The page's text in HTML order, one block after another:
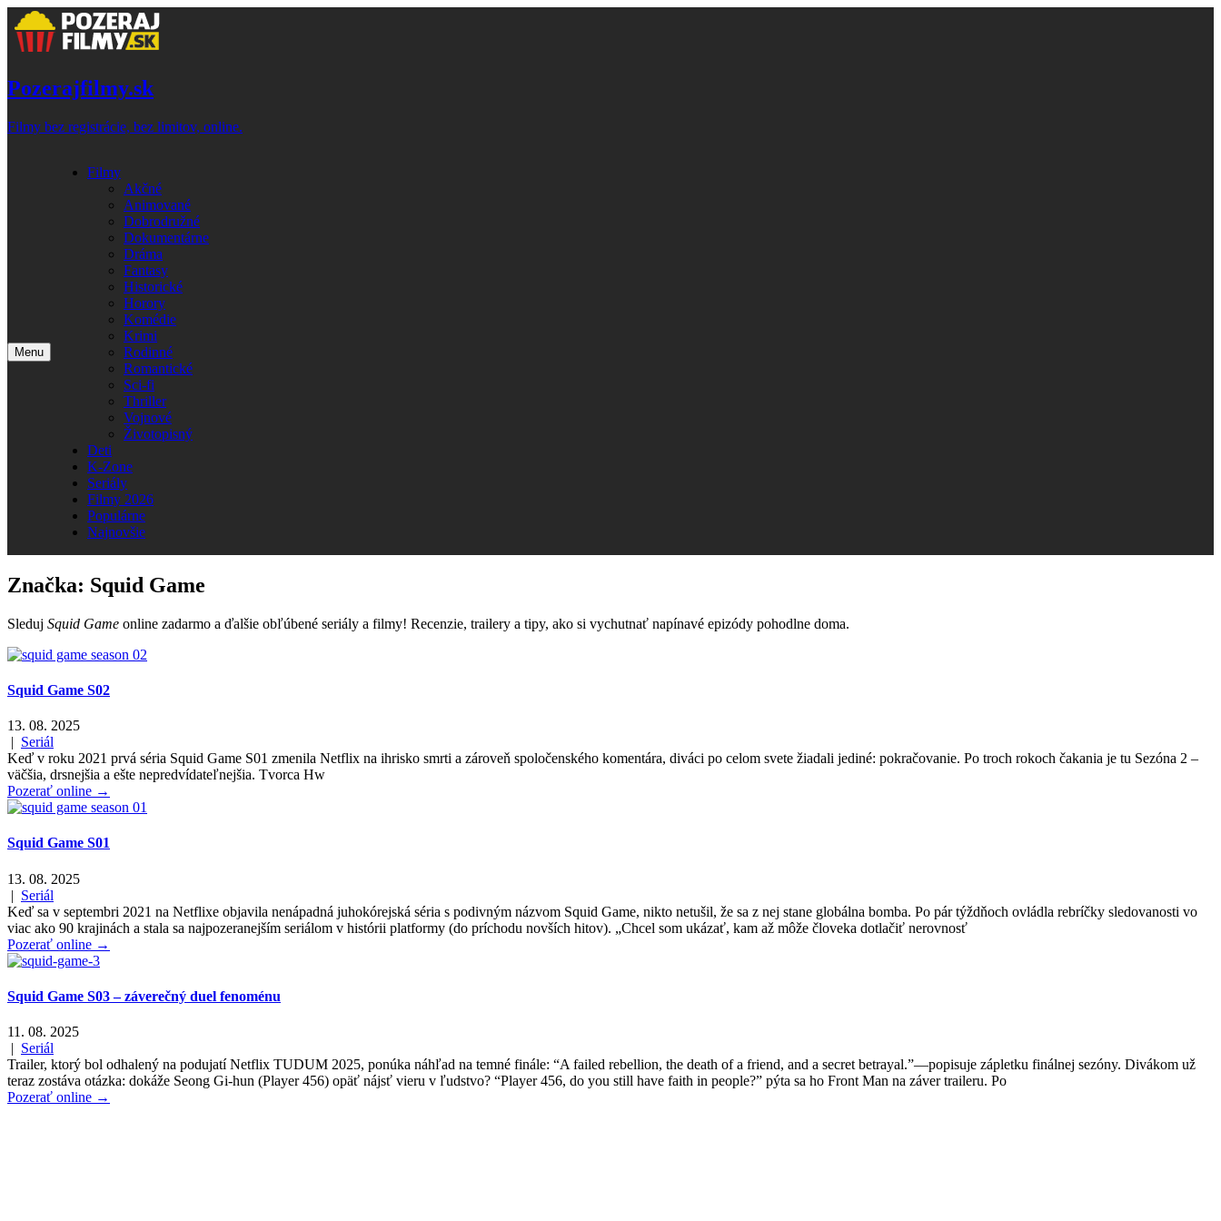
Skip
to
content
Pozerajfilmy.sk
Filmy bez registrácie, bez limitov, online.
Menu
Filmy
Akčné
Animované
Dobrodružné
Dokumentárne
Dráma
Fantasy
Historické
Horory
Komédie
Krimi
Rodinné
Romantické
Sci-fi
Thriller
Vojnové
Životopisný
Deti
K-Zone
Seriály
Filmy 2026
Populárne
Najnovšie
Značka: Squid Game
Sleduj Squid Game online zadarmo a ďalšie obľúbené seriály a filmy! Recenzie, trailery a tipy, ako si vychutnať napínavé epizódy pohodlne doma.
Squid Game S02
13. 08. 2025
| Seriál
Keď v roku 2021 prvá séria Squid Game S01 zmenila Netflix na ihrisko smrti a zároveň spoločenského komentára, diváci po celom svete žiadali jediné: pokračovanie. Po troch rokoch čakania je tu Sezóna 2 –
väčšia, drsnejšia a ešte nepredvídateľnejšia. Tvorca Hw
Pozerať online →
Squid Game S01
13. 08. 2025
| Seriál
Keď sa v septembri 2021 na Netflixe objavila nenápadná juhokórejská séria s podivným názvom Squid Game, nikto netušil, že sa z nej stane globálna bomba. Po pár týždňoch ovládla rebríčky sledovanosti vo
viac ako 90 krajinách a stala sa najpozeranejším seriálom v histórii platformy (do príchodu novších hitov). „Chcel som ukázať, kam až môže človeka dotlačiť nerovnosť
Pozerať online →
Squid Game S03 – záverečný duel fenoménu
11. 08. 2025
| Seriál
Trailer, ktorý bol odhalený na podujatí Netflix TUDUM 2025, ponúka náhľad na temné finále: “A failed rebellion, the death of a friend, and a secret betrayal.”—popisuje zápletku finálnej sezóny. Divákom už
teraz zostáva otázka: dokáže Seong Gi-hun (Player 456) opäť nájsť vieru v ľudstvo? “Player 456, do you still have faith in people?” pýta sa ho Front Man na záver traileru. Po
Pozerať online →